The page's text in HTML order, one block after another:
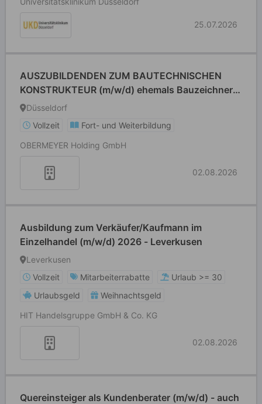
25.07.2026
AUSZUBILDENDEN ZUM BAUTECHNISCHEN
KONSTRUKTEUR (m/w/d) ehemals Bauzeichner-
Ausbildungsstart 2027
Düsseldorf
Vollzeit
Fort- und Weiterbildung
OBERMEYER Holding GmbH
02.08.2026
Ausbildung zum Verkäufer/Kaufmann im
Einzelhandel (m/w/d) 2026 - Leverkusen
Leverkusen
Vollzeit
Mitarbeiterrabatte
Urlaub >= 30
Urlaubsgeld
Weihnachtsgeld
HIT Handelsgruppe GmbH & Co. KG
02.08.2026
Quereinsteiger als Kundenberater (m/w/d) - auch